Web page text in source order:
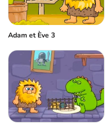
Adam et Ève 3